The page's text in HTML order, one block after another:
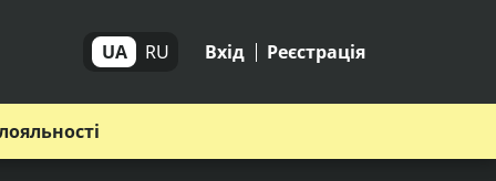
UA RU Вхід Реєстрація